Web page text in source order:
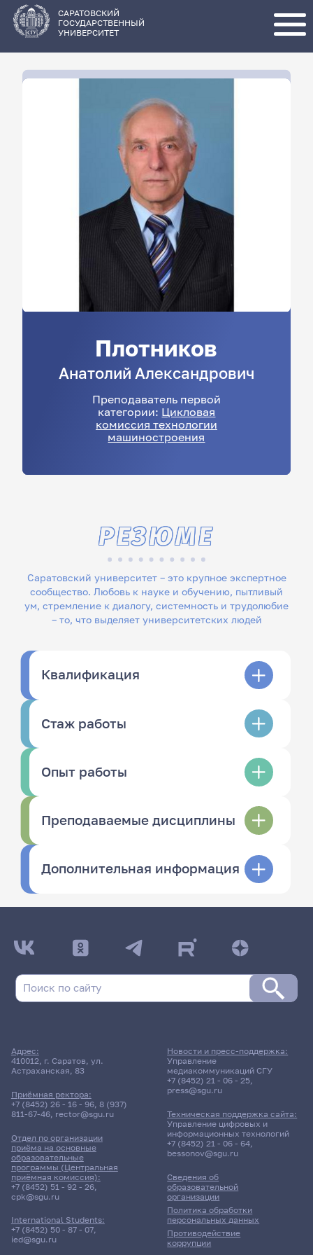
основному
содержанию
САРАТОВСКИЙ
ГОСУДАРСТВЕННЫЙ
УНИВЕРСИТЕТ
Плотников
Анатолий Александрович
Преподаватель первой
категории: Цикловая
комиссия технологии
машиностроения
Саратовский университет – это крупное экспертное
сообщество. Любовь к науке и обучению, пытливый
ум, стремление к диалогу, системность и трудолюбие
– то, что выделяет университетских людей
РЕЗЮМЕ
Квалификация
Стаж работы
Опыт работы
Преподаваемые дисциплины
Дополнительная информация
Адрес:
410012, г. Саратов, ул.
Астраханская, 83
Приёмная ректора:
+7 (8452) 26 - 16 - 96, 8 (937)
811-67-46, rector@sgu.ru
Отдел по организации
приёма на основные
образовательные
программы (Центральная
приёмная комиссия):
+7 (8452) 51 - 92 - 26,
cpk@sgu.ru
International Students:
+7 (8452) 50 - 87 - 07,
ied@sgu.ru
Сведения об
образовательной
организации
Политика обработки
персональных данных
Противодействие
коррупции
Новости и пресс-поддержка:
Управление
медиакоммуникаций СГУ
+7 (8452) 21 - 06 - 25,
press@sgu.ru
Техническая поддержка сайта:
Управление цифровых и
информационных технологий
+7 (8452) 21 - 06 - 64,
bessonov@sgu.ru